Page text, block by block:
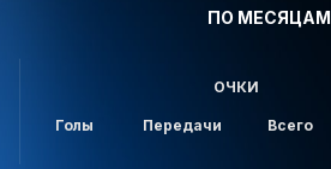
ПО МЕСЯЦАМ
ОЧКИ
Голы Передачи Всего